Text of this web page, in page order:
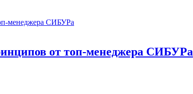
от топ-менеджера СИБУРа